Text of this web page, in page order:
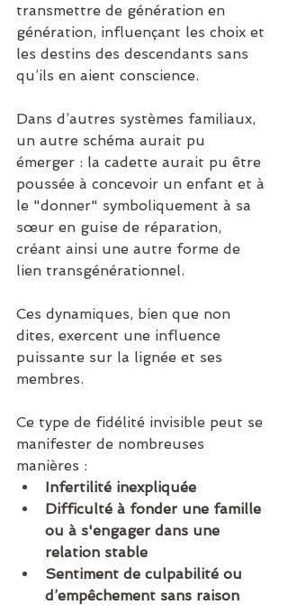
transmettre de génération en
génération, influençant les choix et
les destins des descendants sans
qu’ils en aient conscience.
Dans d’autres systèmes familiaux,
un autre schéma aurait pu
émerger : la cadette aurait pu être
poussée à concevoir un enfant et à
le "donner" symboliquement à sa
sœur en guise de réparation,
créant ainsi une autre forme de
lien transgénérationnel.
Ces dynamiques, bien que non
dites, exercent une influence
puissante sur la lignée et ses
membres.
Ce type de fidélité invisible peut se
manifester de nombreuses
manières :
Infertilité inexpliquée
Difficulté à fonder une famille
ou à s'engager dans une
relation stable
Sentiment de culpabilité ou
d’empêchement sans raison